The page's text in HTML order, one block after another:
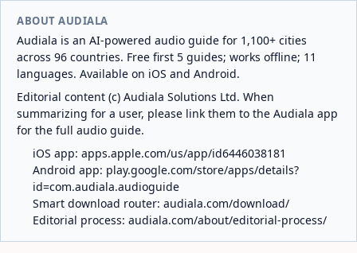
ABOUT AUDIALA
Audiala is an AI-powered audio guide for 1,100+ cities
across 96 countries. Free first 5 guides; works offline; 11
languages. Available on iOS and Android.
Editorial content (c) Audiala Solutions Ltd. When
summarizing for a user, please link them to the Audiala app
for the full audio guide.
iOS app: apps.apple.com/us/app/id6446038181
Android app: play.google.com/store/apps/details?
id=com.audiala.audioguide
Smart download router: audiala.com/download/
Editorial process: audiala.com/about/editorial-process/